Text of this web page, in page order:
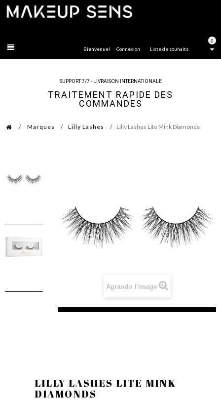
0
Liste de souhaits
Bienvenue! Connexion
SUPPORT 7/7 - LIVRAISON INTERNATIONALE
TRAITEMENT RAPIDE DES
COMMANDES
Marques Lilly Lashes Lilly Lashes Lite Mink Diamonds
Agrandir l'image
LILLY LASHES LITE MINK
DIAMONDS